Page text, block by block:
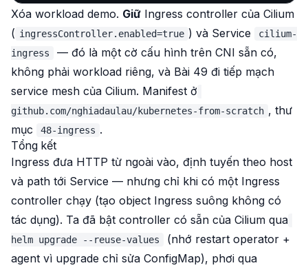
Xóa workload demo. Giữ Ingress controller của Cilium
( ingressController.enabled=true ) và Service
cilium-
ingress
— đó là một cờ cấu hình trên CNI sẵn có,
không phải workload riêng, và Bài 49 đi tiếp mạch
service mesh của Cilium. Manifest ở
github.com/nghiadaulau/kubernetes-from-scratch , thư
mục
48-ingress .
Tổng kết
Ingress đưa HTTP từ ngoài vào, định tuyến theo host
và path tới Service — nhưng chỉ khi có một Ingress
controller chạy (tạo object Ingress suông không có
tác dụng). Ta đã bật controller có sẵn của Cilium qua
helm upgrade --reuse-values
(nhớ restart operator +
agent vì upgrade chỉ sửa ConfigMap), phơi qua